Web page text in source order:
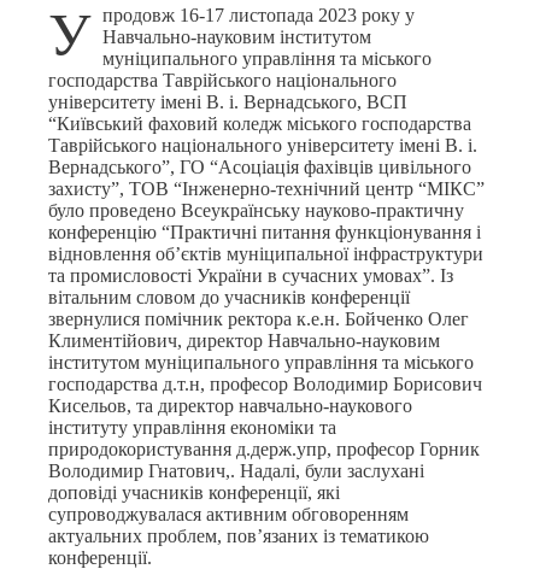
У продовж 16-17 листопада 2023 року у
Навчально-науковим інститутом
муніципального управління та міського
господарства Таврійського національного
університету імені В. і. Вернадського, ВСП
“Київський фаховий коледж міського господарства
Таврійського національного університету імені В. і.
Вернадського”, ГО “Асоціація фахівців цивільного
захисту”, ТОВ “Інженерно-технічний центр “МІКС”
було проведено Всеукраїнську науково-практичну
конференцію “Практичні питання функціонування і
відновлення об’єктів муніципальної інфраструктури
та промисловості України в сучасних умовах”. Із
вітальним словом до учасників конференції
звернулися помічник ректора к.е.н. Бойченко Олег
Климентійович, директор Навчально-науковим
інститутом муніципального управління та міського
господарства д.т.н, професор Володимир Борисович
Кисельов, та директор навчально-наукового
інституту управління економіки та
природокористування д.держ.упр, професор Горник
Володимир Гнатович,. Надалі, були заслухані
доповіді учасників конференції, які
супроводжувалася активним обговоренням
актуальних проблем, пов’язаних із тематикою
конференції.